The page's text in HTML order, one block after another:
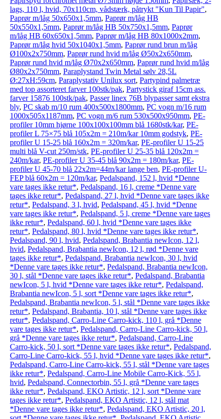
lags, 110 l, hvid, 70x110cm, vådstærk, påtrykt "Kun Til Papir",
Paprør m/låg 50x650x1,5mm, Paprør m/låg HB
50x550x1,5mm, Paprør m/låg HB 50x750x1,5mm, Paprør
m/låg HB 60x650x1,5mm, Paprør m/låg HB 80x1000x2mm,
Paprør m/låg hvid 50x1040x1,5mm, Paprør rund brun m/låg
Ø100x2x750mm, Paprør rund hvid m/låg Ø50x2x650mm,
Paprør rund hvid m/låg Ø70x2x650mm, Paprør rund hvid m/låg
Ø80x2x750mm, Paraplystand Twin Metal sølv 28,5L
Ø:27xH:59cm, Paraplystativ Unilux sort, Partypind palmetræ
med top assorteret farver 100stk/pak, Partystick giraf 15cm ass.
farver 15876 100stk/pak, Passer linex 76B blypasser samt ekstra
bly, PC skab m/10 rum 400x500x1800mm, PC vogn m/16 rum
1000x505x1187mm, PC vogn m/6 rum 530x500x950mm, PE-
profiler 10mm hjørne 100x100x100mm blå 1680stk/kar, PE-
profiler L 75×75 blå 105x2m = 210m/kar 10mm godstyk, PE-
profiler U 15-25 blå 160x2m = 320m/kar, PE-profiler U 15-25
multi blå V-cut 250m/stk, PE-profiler U 25-35 blå 120x2m =
240m/kar, PE-profiler U 35-45 blå 90x2m = 180m/kar, PE-
profiler U 45-70 blå 22x2m=44m/kar lange ben, PE-profiler U-
FEP blå 60x2m = 120m/kar, Pedalspand, 152 l, hvid *Denne
vare tages ikke retur*, Pedalspand, 16 l, creme *Denne vare
tages ikke retur*, Pedalspand, 27 l, hvid *Denne vare tages ikke
retur*, Pedalspand, 3 l, hvid, Pedalspand, 45 l, hvid *Denne
vare tages ikke retur*, Pedalspand, 5 l, creme *Denne vare tages
ikke retur*, Pedalspand, 60 l, hvid *Denne vare tages ikke
retur*, Pedalspand, 80 l, hvid *Denne vare tages ikke retur*,
Pedalspand, 90 l, hvid, Pedalspand, Brabantia newIcon, 12 l,
hvid, Pedalspand, Brabantia newIcon, 12 l, rød *Denne vare
tages ikke retur*, Pedalspand, Brabantia newIcon, 30 l, hvid
*Denne vare tages ikke retur*, Pedalspand, Brabantia newIcon,
30 l, stål *Denne vare tages ikke retur*, Pedalspand, Brabantia
newIcon, 5 l, hvid *Denne vare tages ikke retur*, Pedalspand,
Brabantia newIcon, 5 l, sort *Denne vare tages ikke retur*,
Pedalspand, Brabantia newIcon, 5 l, stål *Denne vare tages ikke
retur*, Pedalspand, Brabantia, 10 l, stål *Denne vare tages ikke
retur*, Pedalspand, Carro-Line Carro-kick, 110 l, grå *Denne
vare tages ikke retur*, Pedalspand, Carro-Line Carro-kick, 50 l,
grå *Denne vare tages ikke retur*, Pedalspand, Carro-Line
Carro-kick, 50 l, sort *Denne vare tages ikke retur*, Pedalspand,
Carro-Line Carro-kick, 55 l, hvid *Denne vare tages ikke retur*,
Pedalspand, Carro-Line Carro-kick, 55 l, stål *Denne vare tages
ikke retur*, Pedalspand, Carro-Line Mobile Carro-Kick, 55 l,
hvid, Pedalspand, Connectorbin, 55 l, grå *Denne vare tages
ikke retur*, Pedalspand, EKO Artistic, 12 l, sort *Denne vare
tages ikke retur*, Pedalspand, EKO Artistic, 12 l, stål mat
*Denne vare tages ikke retur*, Pedalspand, EKO Artistic, 20 l,